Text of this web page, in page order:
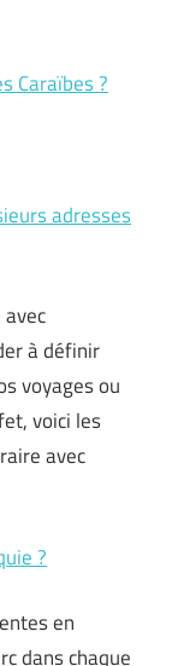
Caraïbes ?
adresses
à définir
voyages ou
voici les
avec
?
en
dans chaque